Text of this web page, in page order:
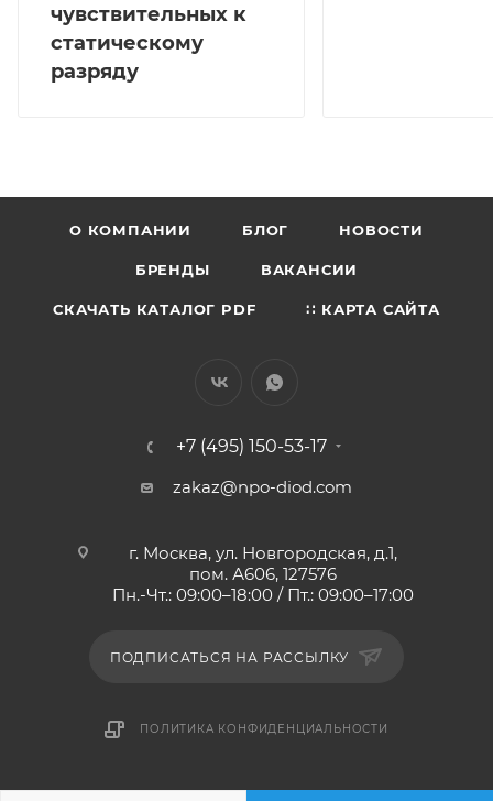
чувствительных к
статическому
разряду
О КОМПАНИИ БЛОГ НОВОСТИ
БРЕНДЫ ВАКАНСИИ
СКАЧАТЬ КАТАЛОГ PDF ∷ КАРТА САЙТА
+7 (495) 150-53-17
zakaz@npo-diod.com
г. Москва, ул. Новгородская, д.1,
пом. А606, 127576
Пн.-Чт.: 09:00–18:00 / Пт.: 09:00–17:00
ПОДПИСАТЬСЯ НА РАССЫЛКУ
ПОЛИТИКА КОНФИДЕНЦИАЛЬНОСТИ